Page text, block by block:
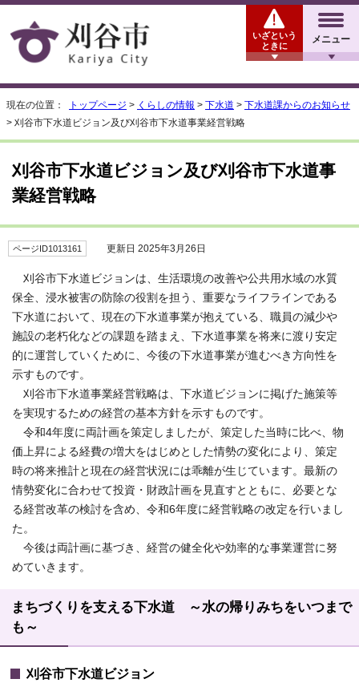
メニュー
いざという
ときに
現在の位置： トップページ > くらしの情報 > 下水道 > 下水道課からのお知らせ
> 刈谷市下水道ビジョン及び刈谷市下水道事業経営戦略
刈谷市下水道ビジョン及び刈谷市下水道事
業経営戦略
ページID1013161 更新日 2025年3月26日
刈谷市下水道ビジョンは、生活環境の改善や公共用水域の水質
保全、浸水被害の防除の役割を担う、重要なライフラインである
下水道において、現在の下水道事業が抱えている、職員の減少や
施設の老朽化などの課題を踏まえ、下水道事業を将来に渡り安定
的に運営していくために、今後の下水道事業が進むべき方向性を
示すものです。
刈谷市下水道事業経営戦略は、下水道ビジョンに掲げた施策等
を実現するための経営の基本方針を示すものです。
令和4年度に両計画を策定しましたが、策定した当時に比べ、物
価上昇による経費の増大をはじめとした情勢の変化により、策定
時の将来推計と現在の経営状況には乖離が生じています。最新の
情勢変化に合わせて投資・財政計画を見直すとともに、必要とな
る経営改革の検討を含め、令和6年度に経営戦略の改定を行いまし
た。
今後は両計画に基づき、経営の健全化や効率的な事業運営に努
めていきます。
まちづくりを支える下水道 ～水の帰りみちをいつまで
も～
刈谷市下水道ビジョン